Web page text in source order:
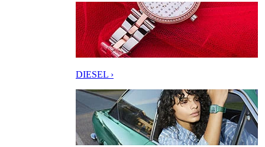
DIESEL ›